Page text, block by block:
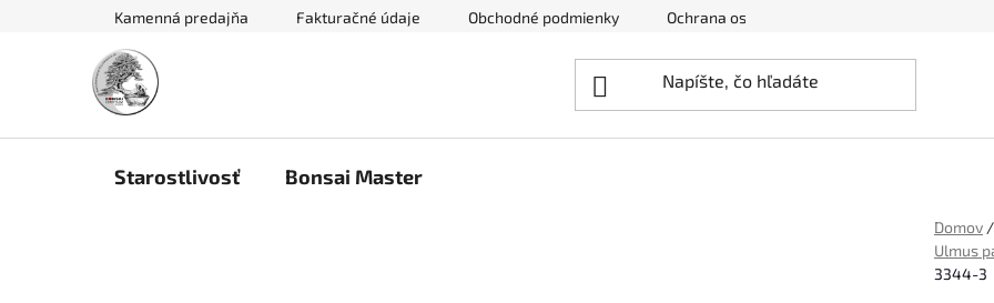
Kamenná predajňa Fakturačné údaje Obchodné podmienky Ochrana osobných údajov
Starostlivosť Bonsai Master
Domov /
Ulmus
3344-3